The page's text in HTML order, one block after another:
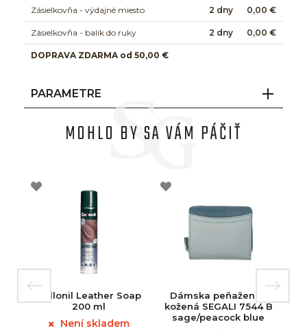
Zásielkovňa - výdajné miesto 2 dny 0,00 €
Zásielkovňa - balík do ruky 2 dny 0,00 €
DOPRAVA ZDARMA od 50,00 €
PARAMETRE
MOHLO BY SA VÁM PÁČIŤ
Collonil Leather Soap
200 ml
Není skladem
Dámska peňaženka
kožená SEGALI 7544 B
sage/peacock blue